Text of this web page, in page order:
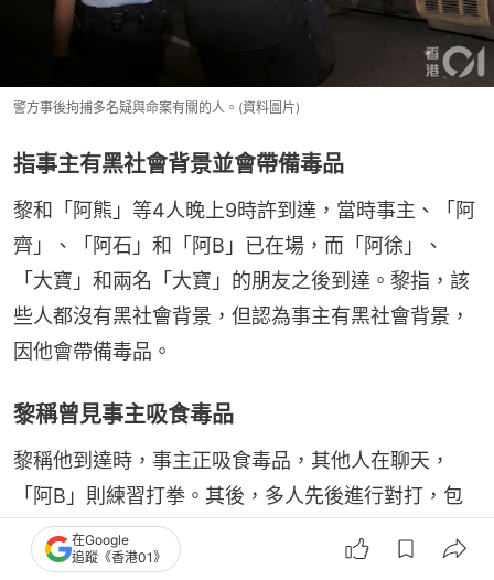
警方事後拘捕多名疑與命案有關的人。(資料圖片)
指事主有黑社會背景並會帶備毒品
黎和「阿熊」等4人晚上9時許到達，當時事主、「阿
齊」、「阿石」和「阿B」已在場，而「阿徐」、
「大寶」和兩名「大寶」的朋友之後到達。黎指，該
些人都沒有黑社會背景，但認為事主有黑社會背景，
因他會帶備毒品。
黎稱曾見事主吸食毒品
黎稱他到達時，事主正吸食毒品，其他人在聊天，
「阿B」則練習打拳。其後，多人先後進行對打，包
括事主和「阿B」，以後事主亦有和「阿熊」對打。
各人打拳時都戴上保護裝備，但事主和「阿熊」對打
在Google
追蹤《香港01》